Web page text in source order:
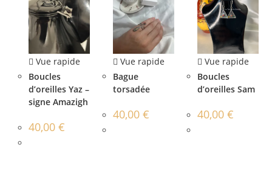
Vue rapide
Boucles
d’oreilles Yaz –
signe Amazigh
40,00€
Vue rapide
Bague
torsadée
40,00 €
Vue rapide
Boucles
d’oreilles Sam
40,00 €